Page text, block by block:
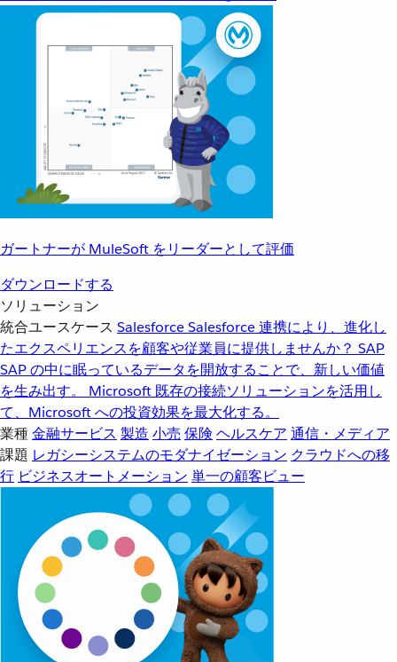
ガートナーが MuleSoft をリーダーとして評価
ダウンロードする
ソリューション
統合ユースケース SalesforceSalesforce 連携により、進化し
たエクスペリエンスを顧客や従業員に提供しませんか？ SAP
SAP の中に眠っているデータを開放することで、新しい価値
を生み出す。
Microsoft 既存の接続ソリューションを活用し
て、Microsoft への投資効果を最大化する。
業種金融サービス 製造 小売 保険 ヘルスケア 通信・メディア
課題 レガシーシステムのモダナイゼーション クラウドへの移
行 ビジネスオートメーション 単一の顧客ビュー